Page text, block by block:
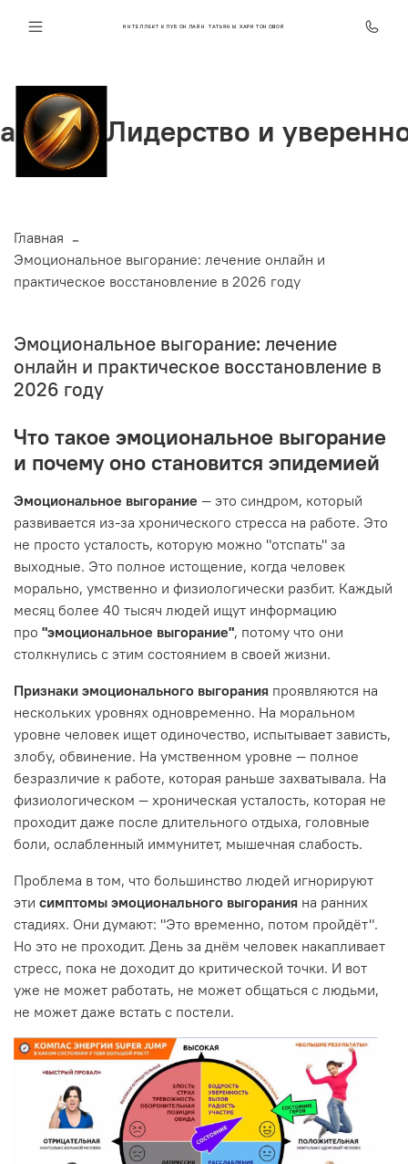
ИНТЕЛЛЕКТ КЛУБ ОНЛАЙН ТАТЬЯНЫ ХАРИТОНОВОЙ
и уверенность
Главная
Эмоциональное выгорание: лечение онлайн и
практическое восстановление в 2026 году
Эмоциональное выгорание: лечение
онлайн и практическое восстановление в
2026 году
Что такое эмоциональное выгорание
и почему оно становится эпидемией
Эмоциональное выгорание — это синдром, который
развивается из-за хронического стресса на работе. Это
не просто усталость, которую можно "отспать" за
выходные. Это полное истощение, когда человек
морально, умственно и физиологически разбит. Каждый
месяц более 40 тысяч людей ищут информацию
про "эмоциональное выгорание", потому что они
столкнулись с этим состоянием в своей жизни.
Признаки эмоционального выгорания проявляются на
нескольких уровнях одновременно. На моральном
уровне человек ищет одиночество, испытывает зависть,
злобу, обвинение. На умственном уровне — полное
безразличие к работе, которая раньше захватывала. На
физиологическом — хроническая усталость, которая не
проходит даже после длительного отдыха, головные
боли, ослабленный иммунитет, мышечная слабость.
Проблема в том, что большинство людей игнорируют
эти симптомы эмоционального выгорания на ранних
стадиях. Они думают: "Это временно, потом пройдёт".
Но это не проходит. День за днём человек накапливает
стресс, пока не доходит до критической точки. И вот
уже не может работать, не может общаться с людьми,
не может даже встать с постели.